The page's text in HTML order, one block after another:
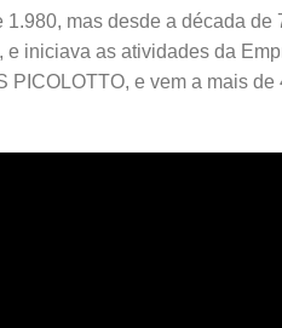
mas desde a década de
iniciava as atividades da
e vem a mais